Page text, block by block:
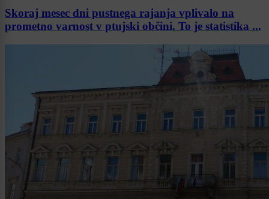
Skoraj mesec dni pustnega rajanja vplivalo na
prometno varnost v ptujski občini. To je statistika ...